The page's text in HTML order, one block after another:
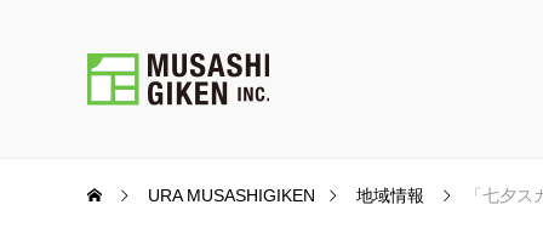
URA MUSASHIGIKEN 地域情報 「七夕